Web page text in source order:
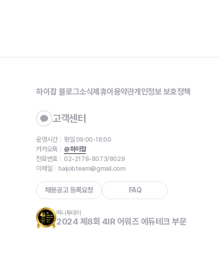
하이잡 블로그소식제휴이용약관개인정보 보호정책
고객센터
운영시간
평일 09:00-18:00
카카오톡
@하이잡
전화번호
02-2178-8073/8029
이메일
haijobteam@gmail.com
채용공고 등록요청 FAQ
머니투데이
2024 제8회 4IR 어워즈 에듀테크 부문